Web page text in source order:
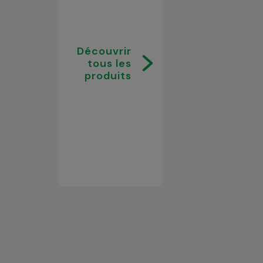
Découvrir
tous les
produits